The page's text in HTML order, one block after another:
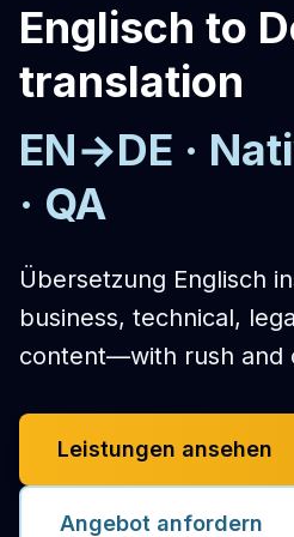
Englisch to
translation
EN→DE ·
· QA
Übersetzung Englisch
business, technical,
content—with rush and
Leistungen ansehen
Angebot anfordern